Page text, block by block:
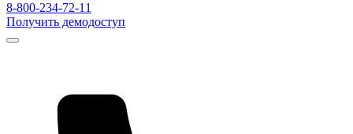
8-800-234-72-11
Получить демодоступ